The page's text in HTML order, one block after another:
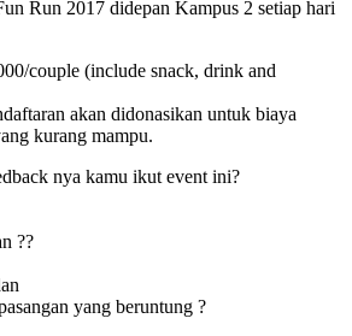
Run 2017 didepan Kampus 2 setiap hari
couple (include snack, drink and
akan didonasikan untuk biaya
kurang mampu.
nya kamu ikut event ini?
??
yang beruntung ?